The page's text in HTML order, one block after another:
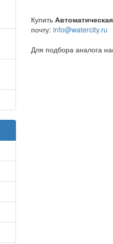
Купить
почту: info@watercity.ru
Для подбора аналога